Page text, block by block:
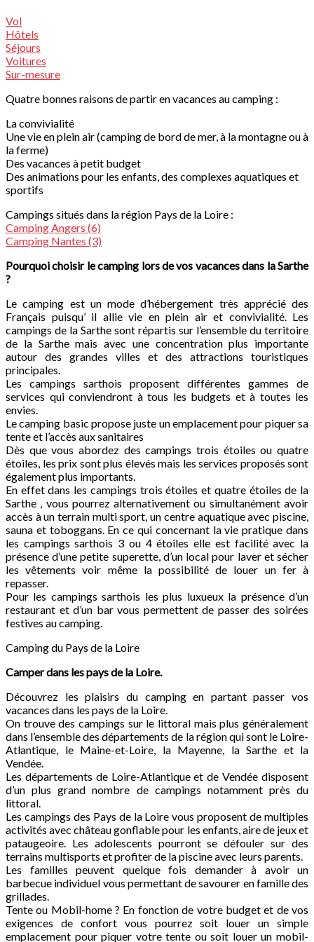
Vol
Hôtels
Séjours
Voitures
Sur-mesure
Quatre bonnes raisons de partir en vacances au camping :
La convivialité
Une vie en plein air (camping de bord de mer, à la montagne ou à
la ferme)
Des vacances à petit budget
Des animations pour les enfants, des complexes aquatiques et
sportifs
Campings situés dans la région Pays de la Loire :
Camping Angers (6)
Camping Nantes (3)
Pourquoi choisir le camping lors de vos vacances dans la Sarthe
?
Le camping est un mode d’hébergement très apprécié des
Français puisqu’ il allie vie en plein air et convivialité. Les
campings de la Sarthe sont répartis sur l’ensemble du territoire
de la Sarthe mais avec une concentration plus importante
autour des grandes villes et des attractions touristiques
principales.
Les campings sarthois proposent différentes gammes de
services qui conviendront à tous les budgets et à toutes les
envies.
Le camping basic propose juste un emplacement pour piquer sa
tente et l’accès aux sanitaires
Dès que vous abordez des campings trois étoiles ou quatre
étoiles, les prix sont plus élevés mais les services proposés sont
également plus importants.
En effet dans les campings trois étoiles et quatre étoiles de la
Sarthe , vous pourrez alternativement ou simultanément avoir
accès à un terrain multi sport, un centre aquatique avec piscine,
sauna et toboggans. En ce qui concernant la vie pratique dans
les campings sarthois 3 ou 4 étoiles elle est facilité avec la
présence d’une petite superette, d’un local pour laver et sécher
les vêtements voir même la possibilité de louer un fer à
repasser.
Pour les campings sarthois les plus luxueux la présence d’un
restaurant et d’un bar vous permettent de passer des soirées
festives au camping.
Camping du Pays de la Loire
Camper dans les pays de la Loire.
Découvrez les plaisirs du camping en partant passer vos
vacances dans les pays de la Loire.
On trouve des campings sur le littoral mais plus généralement
dans l’ensemble des départements de la région qui sont le Loire-
Atlantique, le Maine-et-Loire, la Mayenne, la Sarthe et la
Vendée.
Les départements de Loire-Atlantique et de Vendée disposent
d’un plus grand nombre de campings notamment près du
littoral.
Les campings des Pays de la Loire vous proposent de multiples
activités avec château gonflable pour les enfants, aire de jeux et
pataugeoire. Les adolescents pourront se défouler sur des
terrains multisports et profiter de la piscine avec leurs parents.
Les familles peuvent quelque fois demander à avoir un
barbecue individuel vous permettant de savourer en famille des
grillades.
Tente ou Mobil-home ? En fonction de votre budget et de vos
exigences de confort vous pourrez soit louer un simple
emplacement pour piquer votre tente ou soit louer un mobil-